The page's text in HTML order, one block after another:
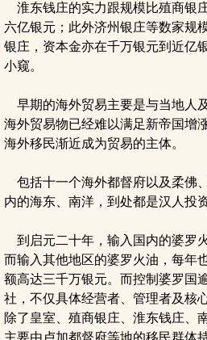
淮东钱庄的实力跟规模比殖商银
六亿银元；此外济州银庄等数家规
银庄，资本金亦在千万银元到近亿
小窥。
早期的海外贸易主要是与当地人
海外贸易物已经难以满足新帝国增
海外移民渐近成为贸易的主体。
包括十一个海外都督府以及柔佛
内的海东、南洋，到处都是汉人投
到启元二十年，输入国内的婆罗
而输入其他地区的婆罗火油，每年
额高达三千万银元。而控制婆罗国
社，不仅具体经营者、管理者及核
除了皇室、殖商银庄、淮东钱庄、
主要由卢加都督府等地的移民群体持